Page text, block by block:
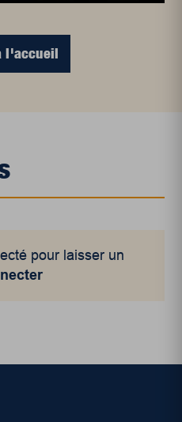
l'accueil
pour laisser un